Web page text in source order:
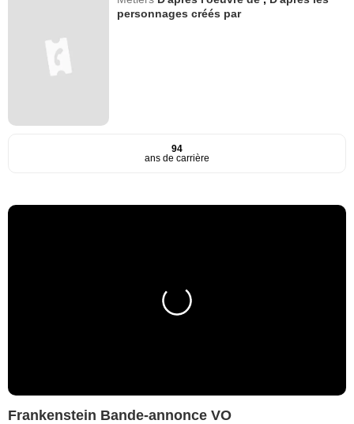
personnages créés par
94
ans de carrière
Frankenstein Bande-annonce VO